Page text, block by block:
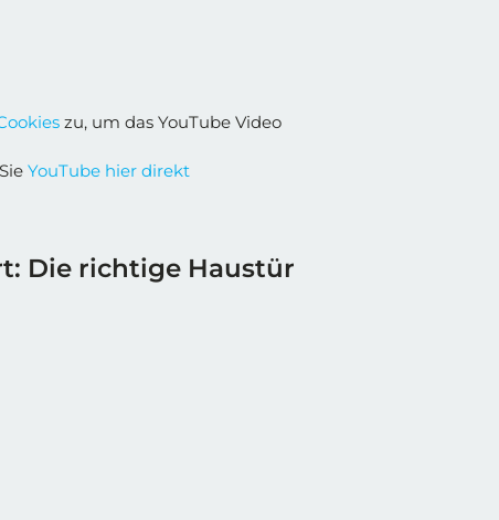
zu, um das YouTube Video
YouTube hier direkt
Die richtige Haustür